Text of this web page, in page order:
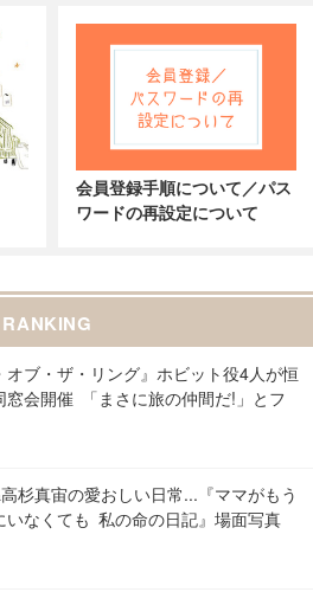
会員登録手順について／パス
ワードの再設定について
RANKING
オブ・ザ・リング』ホビット役4人が恒
窓会開催 「まさに旅の仲間だ!」とフ
高杉真宙の愛おしい日常...『ママがもう
いなくても 私の命の日記』場面写真